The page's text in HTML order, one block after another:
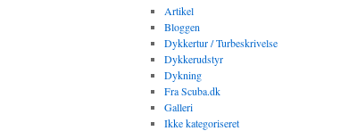
Artikel
Bloggen
Dykkertur / Turbeskrivelse
Dykkerudstyr
Dykning
Fra Scuba.dk
Galleri
Ikke kategoriseret